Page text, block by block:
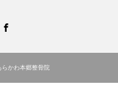
かわ本郷整骨院